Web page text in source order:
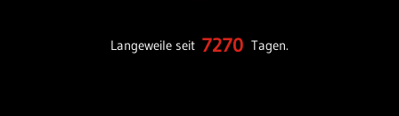
Langeweile seit 7270 Tagen.